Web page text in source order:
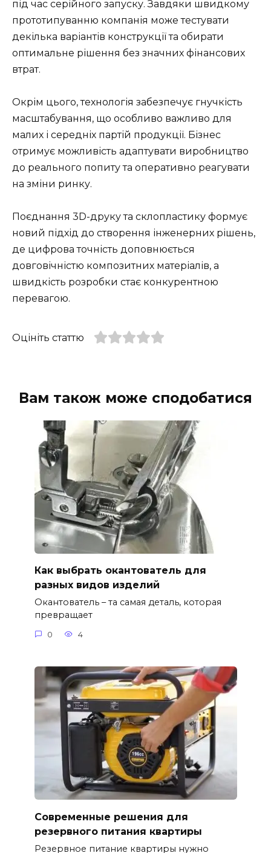
під час серійного запуску. Завдяки швидкому
прототипуванню компанія може тестувати
декілька варіантів конструкції та обирати
оптимальне рішення без значних фінансових
втрат.
Окрім цього, технологія забезпечує гнучкість
масштабування, що особливо важливо для
малих і середніх партій продукції. Бізнес
отримує можливість адаптувати виробництво
до реального попиту та оперативно реагувати
на зміни ринку.
Поєднання 3D-друку та склопластику формує
новий підхід до створення інженерних рішень,
де цифрова точність доповнюється
довговічністю композитних матеріалів, а
швидкість розробки стає конкурентною
перевагою.
Оцініть статтю
Вам також може сподобатися
Как выбрать окантователь для
разных видов изделий
Окантователь – та самая деталь, которая
превращает
0 4
Современные решения для
резервного питания квартиры
Резервное питание квартиры нужно